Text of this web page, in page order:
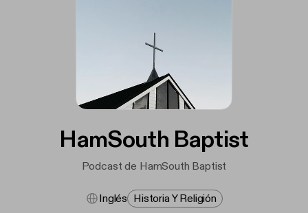
HamSouth Baptist
Podcast de HamSouth Baptist
Inglés Historia Y Religión